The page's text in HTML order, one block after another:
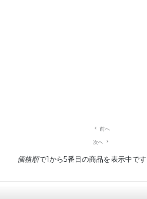
navigate_before
前へ
次へ
navigate_next
価格順で1から5番目の商品を表示中です